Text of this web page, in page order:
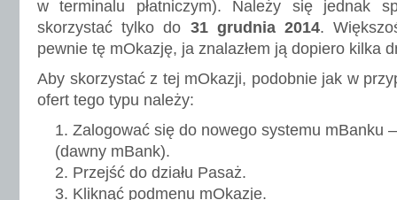
w terminalu płatniczym). Należy się jednak
skorzystać tylko do 31 grudnia 2014.
pewnie tę mOkazję, ja znalazłem ją dopiero kilka
Aby skorzystać z tej mOkazji, podobnie jak w
ofert tego typu należy:
Zalogować się do nowego systemu mBanku
(dawny mBank).
Przejść do działu Pasaż.
Kliknąć podmenu mOkazje.